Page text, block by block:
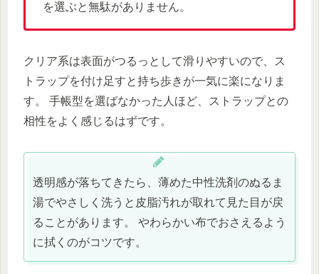
を選ぶと無駄がありません。
クリア系は表面がつるっとして滑りやすいので、ス
トラップを付け足すと持ち歩きが一気に楽になりま
す。 手帳型を選ばなかった人ほど、ストラップとの
相性をよく感じるはずです。
透明感が落ちてきたら、薄めた中性洗剤のぬるま
湯でやさしく洗うと皮脂汚れが取れて見た目が戻
ることがあります。 やわらかい布でおさえるよう
に拭くのがコツです。